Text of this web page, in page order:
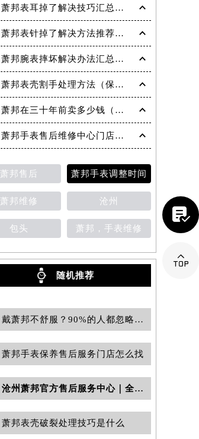
萧邦表耳掉了解决技巧汇总（轻松修复爱表的小妙招）
萧邦表针掉了解决方法推荐（轻松修复你的爱表）
萧邦腕表摔坏解决办法汇总（专业修复与日常保养技巧）
萧邦表壳割手处理方法（保养与修复技巧指南）
萧邦在三十年前卖多少钱（名表价格变迁的历史洞察）
萧邦手表售后维修中心门店地址
萧邦售后 萧邦手表调整时间
萧邦维修 沧州
包头 萧邦，手表维修
随机推荐
戴萧邦不舒服？90%的人都忽略了这个表带细节！
萧邦手表保养售后服务门店怎么找
沧州萧邦官方售后服务中心｜全新服务电话及详细维修地址权威信息公示（2026年7月更新）
萧邦表壳破裂处理技巧是什么

